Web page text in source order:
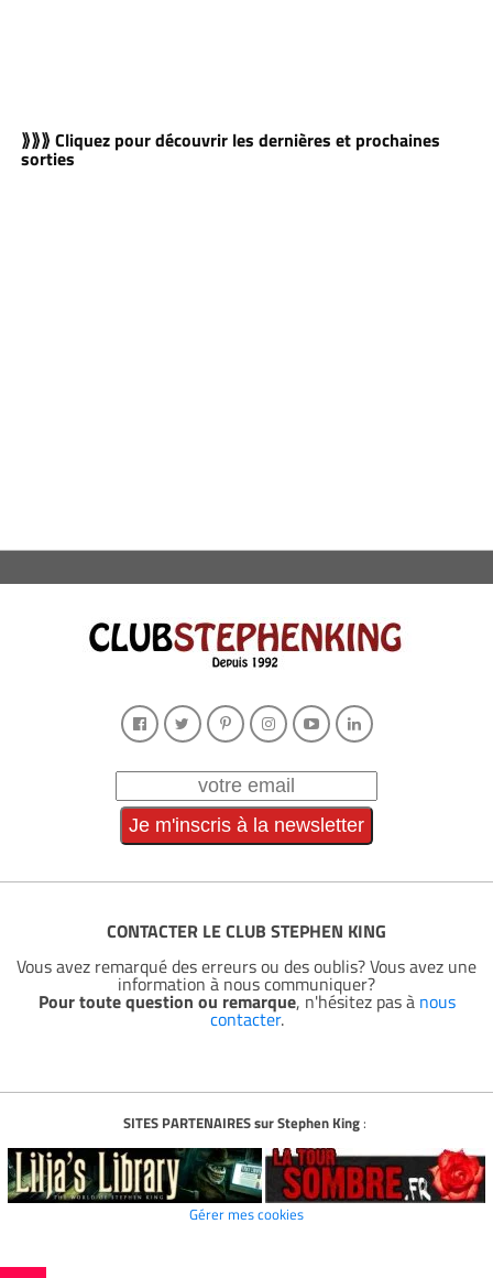
⟫⟫⟫ Cliquez pour découvrir les dernières et prochaines
sorties
CONTACTER LE CLUB STEPHEN KING
Vous avez remarqué des erreurs ou des oublis? Vous avez une
information à nous communiquer?
Pour toute question ou remarque, n'hésitez pas à nous
contacter.
SITES PARTENAIRES sur Stephen King:
Gérer mes cookies